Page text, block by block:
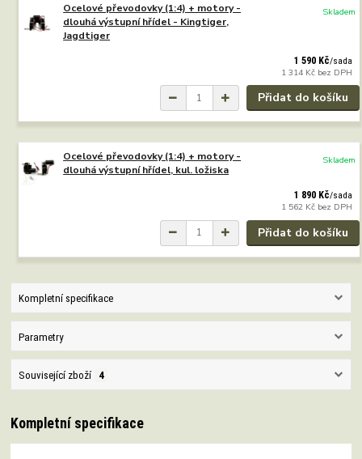
Ocelové převodovky (1:4) + motory -
dlouhá výstupní hřídel - Kingtiger,
Jagdtiger
1 590 Kč/sada
1 314 Kč bez DPH
Skladem
Přidat do košíku
Ocelové převodovky (1:4) + motory -
dlouhá výstupní hřídel, kul. ložiska
1 890 Kč/sada
1 562 Kč bez DPH
Skladem
Přidat do košíku
Kompletní specifikace
Parametry
Související zboží 4
Kompletní specifikace